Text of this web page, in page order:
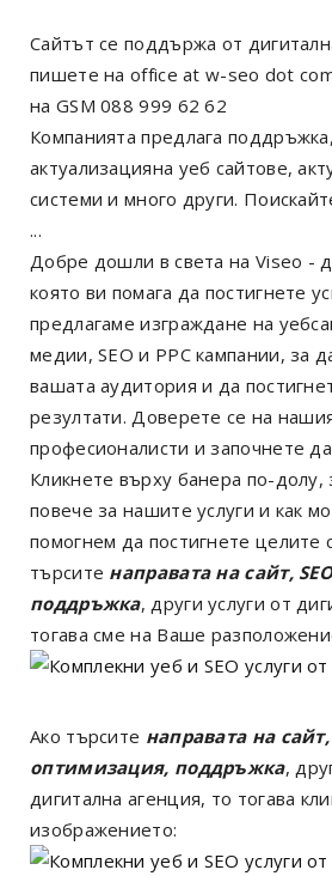
Сайтът се поддържа от
пишете на office at w-seo dot
на GSM 088 999 62 62
Компанията предлага
актуализацияна уеб сайтове,
системи и много други.
...
Добре дошли в света на Viseo -
която ви помага да постигнете
предлагаме изграждане на
медии, SEO и PPC кампании, за
вашата аудитория и да
резултати. Доверете се на
професионалисти и започнете
Кликнете върху банера по-долу,
повече за нашите услуги и как
помогнем да постигнете целите
търсите направата на сайт,
поддръжка, други услуги от
тогава сме на Ваше
Ако търсите направата на сайт,
оптимизация, поддръжка,
дигитална агенция, то тогава
изображението: